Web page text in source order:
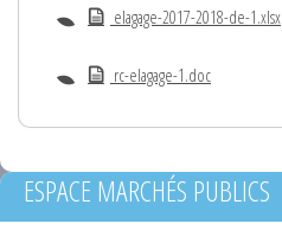
elagage-2017-2018-de-1.xlsx
rc-elagage-1.doc
ESPACE MARCHÉS PUBLICS